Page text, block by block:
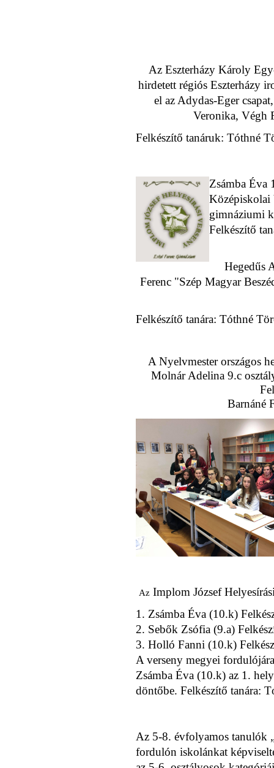
Az Eszterházy Károly
hirdetett régiós Eszterházy
el az Adydas-Eger
Veronika, Végh
Felkészítő tanáruk: Tóthné
Zsámba Éva
Középiskolai
gimnáziumi
Felkészítő
Hegedűs
Ferenc "Szép Magyar
Felkészítő tanára: Tóthné
A Nyelvmester országos
Molnár Adelina 9.c
Barnáné
Az Implom József
1. Zsámba Éva (10.k)
2. Sebők Zsófia (9.a)
3. Holló Fanni (10.k)
A verseny megyei
Zsámba Éva (10.k) az 1.
döntőbe. Felkészítő tanára:
Az 5-8. évfolyamos tanulók
fordulón iskolánkat